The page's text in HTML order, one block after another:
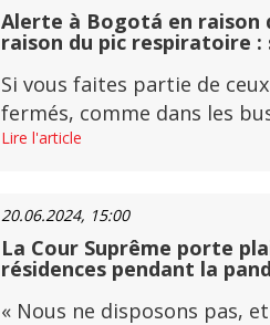
Alerte à Bogotá en raison
raison du pic respiratoire
Si vous faites partie de
fermés, comme dans les
Lire l'article
20.06.2024, 15:00
La Cour Suprême porte
résidences pendant la
« Nous ne disposons pas,